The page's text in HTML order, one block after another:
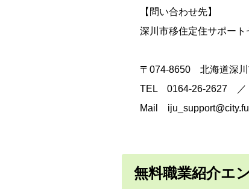
【問い合わせ先】
深川市移住定住サポート
〒074-8650 北海道深
TEL 0164-26-2627
Mail
無料職業紹介エ